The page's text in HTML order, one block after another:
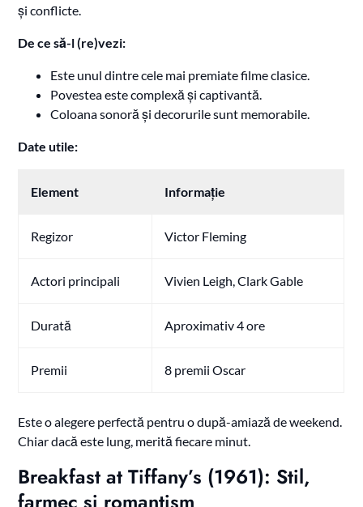
și conflicte.
De ce să-l (re)vezi:
Este unul dintre cele mai premiate filme clasice.
Povestea este complexă și captivantă.
Coloana sonoră și decorurile sunt memorabile.
Date utile:
Element Informație
Regizor Victor Fleming
Actori principali Vivien Leigh, Clark Gable
Durată Aproximativ 4 ore
Premii 8 premii Oscar
Este o alegere perfectă pentru o după-amiază de weekend.
Chiar dacă este lung, merită fiecare minut.
Breakfast at Tiffany’s (1961): Stil,